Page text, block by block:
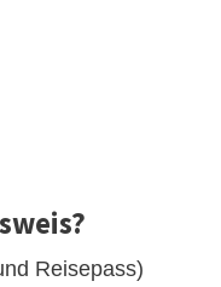
Reisepass)